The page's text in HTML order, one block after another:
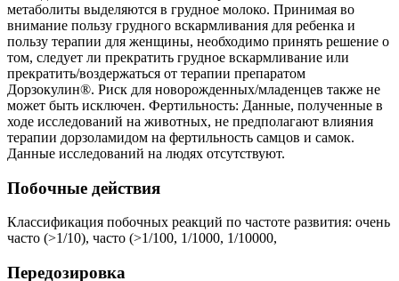
метаболиты выделяются в грудное молоко. Принимая во
внимание пользу грудного вскармливания для ребенка и
пользу терапии для женщины, необходимо принять решение о
том, следует ли прекратить грудное вскармливание или
прекратить/воздержаться от терапии препаратом
Дорзокулин®. Риск для новорожденных/младенцев также не
может быть исключен. Фертильность: Данные, полученные в
ходе исследований на животных, не предполагают влияния
терапии дорзоламидом на фертильность самцов и самок.
Данные исследований на людях отсутствуют.
Побочные действия
Классификация побочных реакций по частоте развития: очень
часто (>1/10), часто (>1/100, 1/1000, 1/10000,
Передозировка